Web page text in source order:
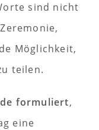
sind nicht
Möglichkeit,
teilen.
formuliert,
eine